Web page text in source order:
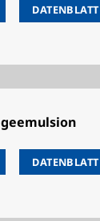
DATENBLATT
DATENBLATT